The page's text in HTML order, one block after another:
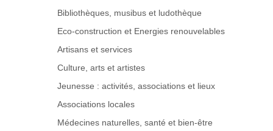
Bibliothèques, musibus et ludothèque
Eco-construction et Energies renouvelables
Artisans et services
Culture, arts et artistes
Jeunesse : activités, associations et lieux
Associations locales
Médecines naturelles, santé et bien-être